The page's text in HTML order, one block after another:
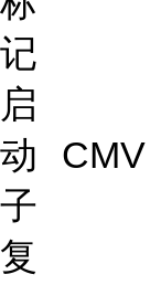
记
启
动
子
CMV
复